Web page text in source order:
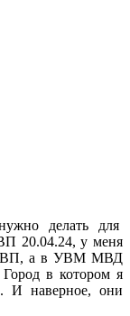
делать для
20.04.24, у меня
РВП, а в УВМ МВД
в котором я
И наверное, они